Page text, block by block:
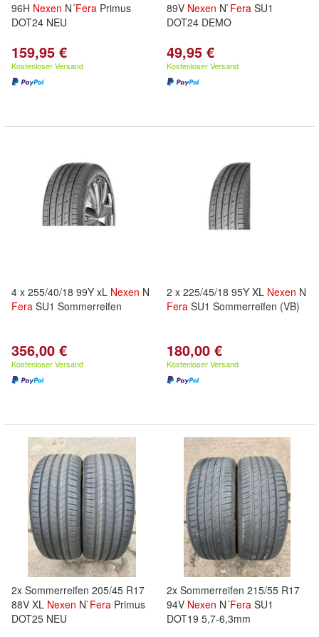
96H Nexen N´Fera Primus
DOT24 NEU
159,95 €
Kostenloser Versand
89V Nexen N`Fera SU1
DOT24 DEMO
49,95 €
Kostenloser Versand
4 x 255/40/18 99Y xL Nexen N
Fera SU1 Sommerreifen
356,00 €
Kostenloser Versand
2 x 225/45/18 95Y XL Nexen N
Fera SU1 Sommerreifen (VB)
180,00 €
Kostenloser Versand
2x Sommerreifen 205/45 R17
88V XL Nexen N`Fera Primus
DOT25 NEU
2x Sommerreifen 215/55 R17
94V Nexen N´Fera SU1
DOT19 5,7-6,3mm